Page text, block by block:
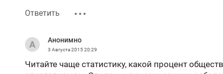
Ответить
Анонимно
3 Августа 201520:29
Читайте чаще статистику, какой процент